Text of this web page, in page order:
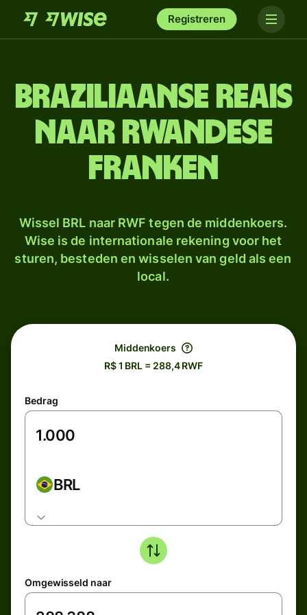
Registreren
Braziliaanse reais
naar Rwandese
franken
Wissel BRL naar RWF tegen de middenkoers.
Wise is de internationale rekening voor het
sturen, besteden en wisselen van geld als een
local.
Middenkoers
R$ 1 BRL = 288,4 RWF
Bedrag
BRL
Omgewisseld naar